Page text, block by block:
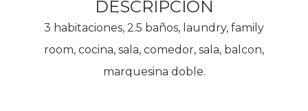
DESCRIPCIÓN
3 habitaciones, 2.5 baños, laundry, family
room, cocina, sala, comedor, sala, balcon,
marquesina doble.